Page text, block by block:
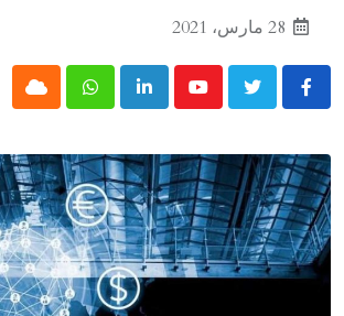
28 مارس، 2021
Youtube
LinkedIn
Whatsapp
Cloud